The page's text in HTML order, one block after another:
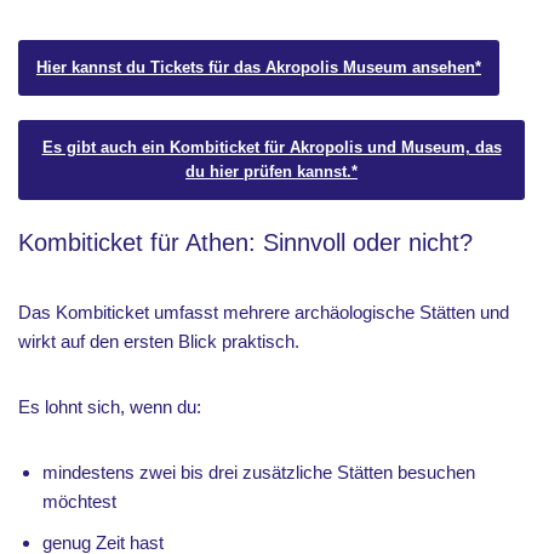
Hier kannst du Tickets für das Akropolis Museum ansehen*
Es gibt auch ein Kombiticket für Akropolis und Museum, das
du hier prüfen kannst.*
Kombiticket für Athen: Sinnvoll oder nicht?
Das Kombiticket umfasst mehrere archäologische Stätten und
wirkt auf den ersten Blick praktisch.
Es lohnt sich, wenn du:
mindestens zwei bis drei zusätzliche Stätten besuchen
möchtest
genug Zeit hast